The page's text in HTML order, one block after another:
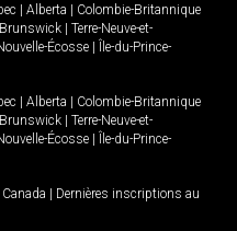
Alberta
Colombie-Britannique
Terre-Neuve-et-
Écosse
Île-du-Prince-
Alberta
Colombie-Britannique
Terre-Neuve-et-
Écosse
Île-du-Prince-
Dernières inscriptions au